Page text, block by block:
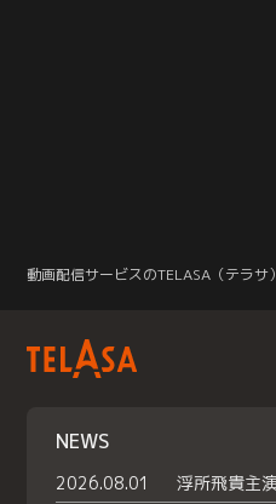
動画配信サービスのTELASA（テラサ）
NEWS
2026.08.01